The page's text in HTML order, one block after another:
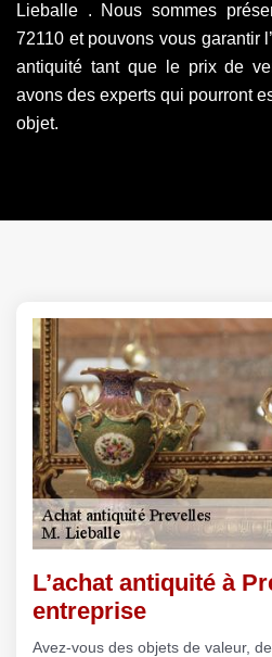
Lieballe . Nous sommes
72110 et pouvons vous garantir
antiquité tant que le prix de
avons des experts qui pourront
objet.
L’achat antiquité à
entreprise
Avez-vous des objets de valeur,